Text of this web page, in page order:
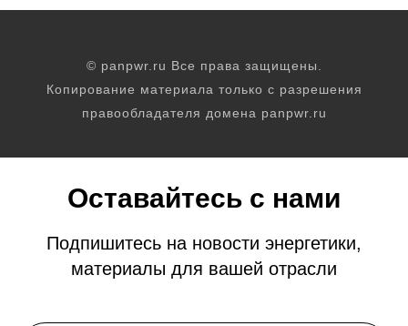
© panpwr.ru Все права защищены.
Копирование материала только с разрешения
правообладателя домена panpwr.ru
Оставайтесь с нами
Подпишитесь на новости энергетики,
материалы для вашей отрасли